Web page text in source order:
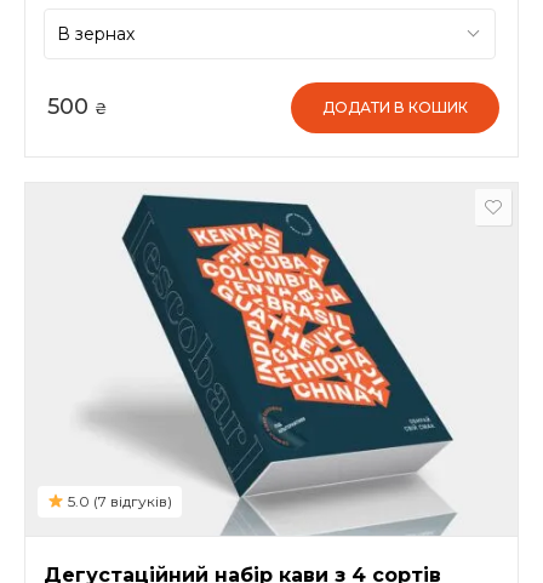
Guatemala Huehuetenango - 100г., Honduras Aruco -
100г., Ethiopia Yirgacheffe Gr.4 - 100г. та Gustavo Espresso
дегустації. Вага набору - 400 грамів.
500 ₴ ДОДАТИ В КОШИК
5.0 (7 відгуків)
Дегустаційний набір кави з 4 сортів